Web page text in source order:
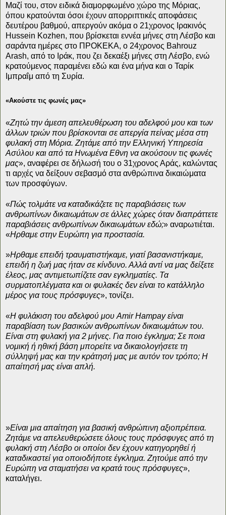
Μαζί του, στον ειδικά διαμορφωμένο χώρο της Μόριας,
όπου κρατούνται όσοι έχουν απορριπτικές αποφάσεις
δευτέρου βαθμού, απεργούν ακόμα ο 21χρονος Ιρακινός
Hussein Kozhen, που βρίσκεται εννέα μήνες στη Λέσβο και
σαράντα ημέρες στο ΠΡΟΚΕΚΑ, ο 24χρονος Bahrouz
Arash, από το Ιράκ, που ζει δεκαέξι μήνες στη Λέσβο, ενώ
κρατούμενος παραμένει εδώ και ένα μήνα και ο Ταρίκ
Ιμπραΐμ από τη Συρία.
«Ακούστε τις φωνές μας»
«Ζητώ την άμεση απελευθέρωση του αδελφού μου και των
άλλων τριών που βρίσκονται σε απεργία πείνας μέσα στη
φυλακή στη Μόρια. Ζητάμε από την Ελληνική Υπηρεσία
Ασύλου και από τα Ηνωμένα Εθνη να ακούσουν τις φωνές
μας», αναφέρει σε δήλωσή του ο 31χρονος Αράς, καλώντας
τι αρχές να δείξουν σεβασμό στα ανθρώπινα δικαιώματα
των προσφύγων.
«Πώς τολμάτε να καταδικάζετε τις παραβιάσεις των
ανθρωπίνων δικαιωμάτων σε άλλες χώρες όταν διαπράττετε
παραβιάσεις ανθρωπίνων δικαιωμάτων εδώ;» αναρωτιέται.
«Ηρθαμε στην Ευρώπη για προστασία.
»Ηρθαμε επειδή τραυματιστήκαμε, γιατί βασανιστήκαμε,
επειδή η ζωή μας ήταν σε κίνδυνο. Αλλά αντί να μας δείξετε
έλεος, μας αντιμετωπίζετε σαν εγκληματίες. Τα
συρματοπλέγματα και οι φυλακές δεν είναι το κατάλληλο
μέρος για τους πρόσφυγες», τονίζει.
«Η φυλάκιση του αδελφού μου Amir Hampay είναι
παραβίαση των βασικών ανθρωπίνων δικαιωμάτων του.
Είναι στη φυλακή για 2 μήνες. Για ποιο έγκλημα; Σε ποια
νομική ή ηθική βάση μπορείτε να δικαιολογήσετε τη
σύλληψή μας και την κράτησή μας με αυτόν τον τρόπο; Η
απαίτησή μας είναι απλή.
»Είναι μια απαίτηση για βασική ανθρώπινη αξιοπρέπεια.
Ζητάμε να απελευθερώσετε όλους τους πρόσφυγες από τη
φυλακή στη Λέσβο οι οποίοι δεν έχουν κατηγορηθεί ή
καταδικαστεί για οποιοδήποτε έγκλημα. Ζητούμε από την
Ευρώπη να σταματήσει να κρατά τους πρόσφυγες»,
καταλήγει.